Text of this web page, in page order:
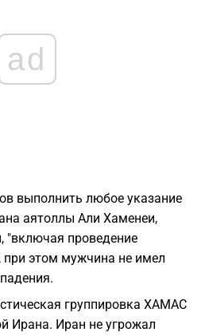
ad
выполнить любое указание
аятоллы Али Хаменеи,
"включая проведение
при этом мужчина не имел
группировка ХАМАС
Ирана. Иран не угрожал